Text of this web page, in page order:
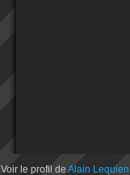
Voir le profil de Alain Lequien